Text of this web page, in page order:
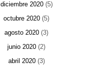
diciembre 2020(5)
octubre 2020 (5)
agosto 2020 (3)
junio 2020 (2)
abril 2020(3)